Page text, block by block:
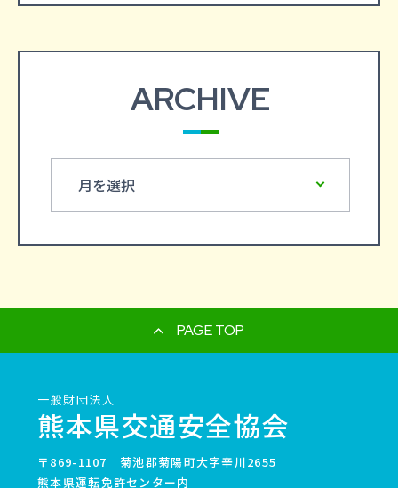
ARCHIVE
一般財団法人
熊本県交通安全協会
〒869-1107 菊池郡菊陽町大字辛川2655
熊本県運転免許センター内
PAGE TOP